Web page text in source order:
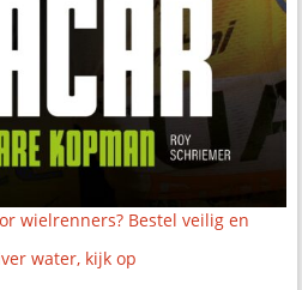
wielrenners? Bestel veilig en
water, kijk op